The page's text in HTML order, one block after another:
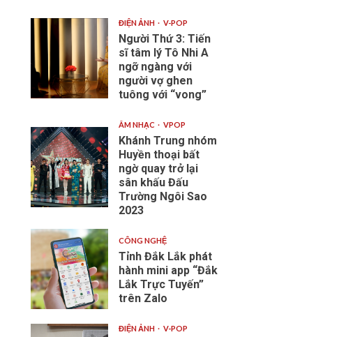
ĐIỆN ẢNH V-POP
Người Thứ 3: Tiến
sĩ tâm lý Tô Nhi A
ngỡ ngàng với
người vợ ghen
tuông với “vong”
ÂM NHẠC VPOP
Khánh Trung nhóm
Huyền thoại bất
ngờ quay trở lại
sân khấu Đấu
Trường Ngôi Sao
2023
CÔNG NGHỆ
Tỉnh Đắk Lắk phát
hành mini app “Đắk
Lắk Trực Tuyến”
trên Zalo
ĐIỆN ẢNH V-POP